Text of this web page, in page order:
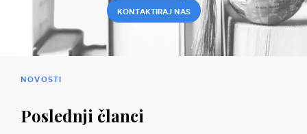
KONTAKTIRAJ NAS
NOVOSTI
Poslednji članci